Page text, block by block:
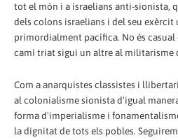
tot el món i a israelians anti-sionista,
dels colons israelians i del seu
primordialment pacífica. No és casual
camí triat sigui un altre al militarisme
Com a anarquistes classistes i
al colonialisme sionista d'igual
forma d'imperialisme i
la dignitat de tots els pobles.